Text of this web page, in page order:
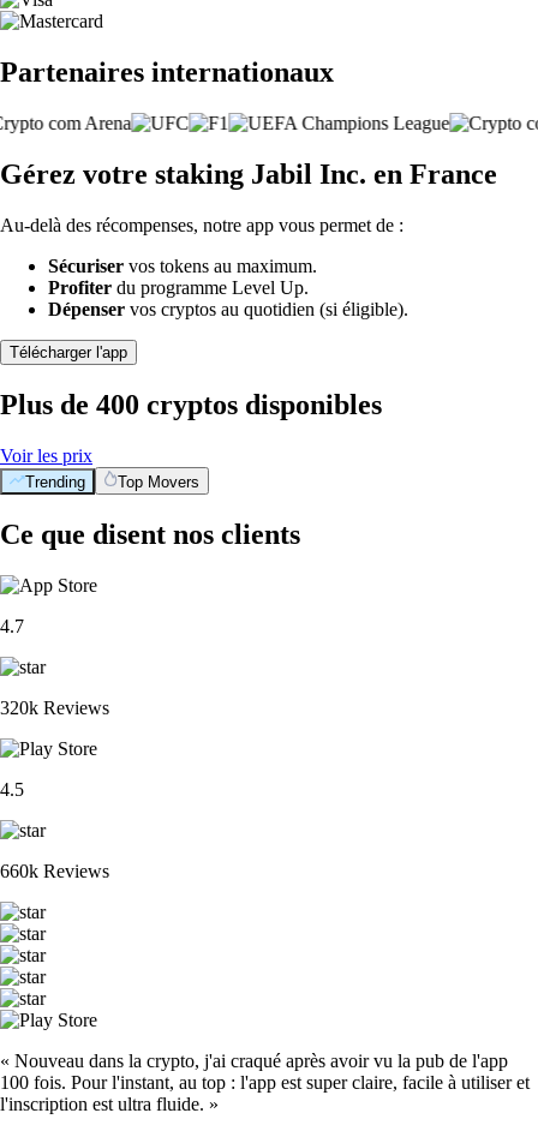
Partenaires internationaux
Gérez votre staking Jabil Inc. en France
Au-delà des récompenses, notre app vous permet de :
Sécuriser vos tokens au maximum.
Profiter du programme Level Up.
Dépenser vos cryptos au quotidien (si éligible).
Télécharger l'app
Plus de 400 cryptos disponibles
Voir les prix
Trending Top Movers
Ce que disent nos clients
4.7
320k Reviews
4.5
660k Reviews
« Nouveau dans la crypto, j'ai craqué après avoir vu la pub de l'app
100 fois. Pour l'instant, au top : l'app est super claire, facile à utiliser et
l'inscription est ultra fluide. »